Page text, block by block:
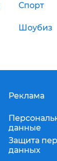
Спорт
Шоубиз
Реклама
данные
Защита
данных